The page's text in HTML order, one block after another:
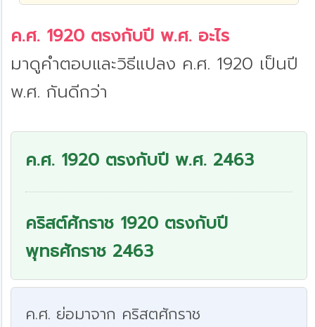
ค.ศ. 1920 ตรงกับปี พ.ศ. อะไร
มาดูคำตอบและวิธีแปลง ค.ศ. 1920 เป็นปี
พ.ศ. กันดีกว่า
ค.ศ. 1920 ตรงกับปี พ.ศ. 2463
คริสต์ศักราช 1920 ตรงกับปี
พุทธศักราช 2463
ค.ศ. ย่อมาจาก คริสตศักราช